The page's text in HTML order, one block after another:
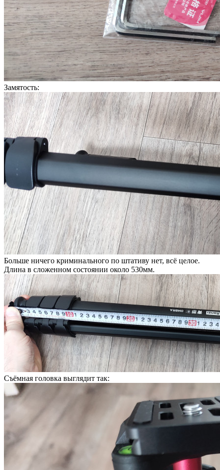
Замятость:
Больше ничего криминального по штативу нет, всё целое.
Длина в сложенном состоянии около 530мм.
Съёмная головка выглядит так: